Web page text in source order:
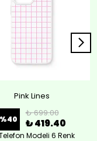
Pink Lines
%40
₺ 699.00
₺ 419.40
Modeli 6 Renk